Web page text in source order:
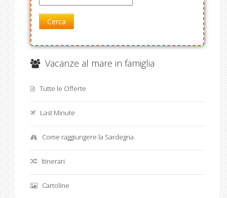
Cerca
Vacanze al mare in famiglia
Tutte le Offerte
Last Minute
Come raggiungere la Sardegna
Itinerari
Cartoline